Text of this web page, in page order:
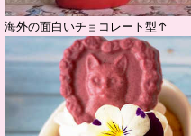
海外の面白いチョコレート型↑